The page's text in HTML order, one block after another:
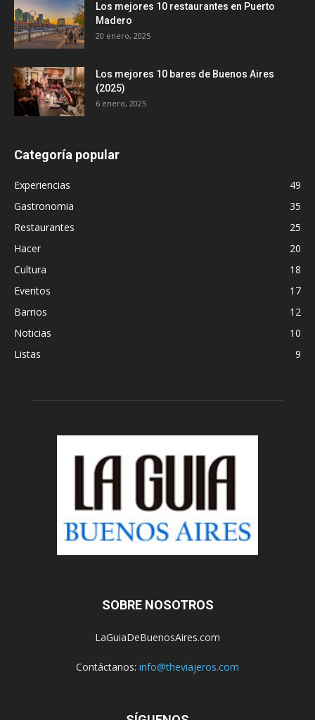
Los mejores 10 restaurantes en Puerto
Madero
20 enero, 2025
Los mejores 10 bares de Buenos Aires
(2025)
6 enero, 2025
Categoría popular
Experiencias
49
Gastronomia
35
Restaurantes
25
Hacer
20
Cultura
18
Eventos
17
Barrios
12
Noticias
10
Listas
9
SOBRE NOSOTROS
LaGuiaDeBuenosAires.com
Contáctanos: info@theviajeros.com